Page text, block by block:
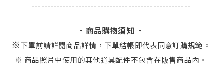
---------------------------------------------------
．商品購物須知 ．
※下單前請詳閱商品詳情，下單結帳即代表同意訂購規範。
※ 商品照片中使用的其他道具配件不包含在販售商品內。